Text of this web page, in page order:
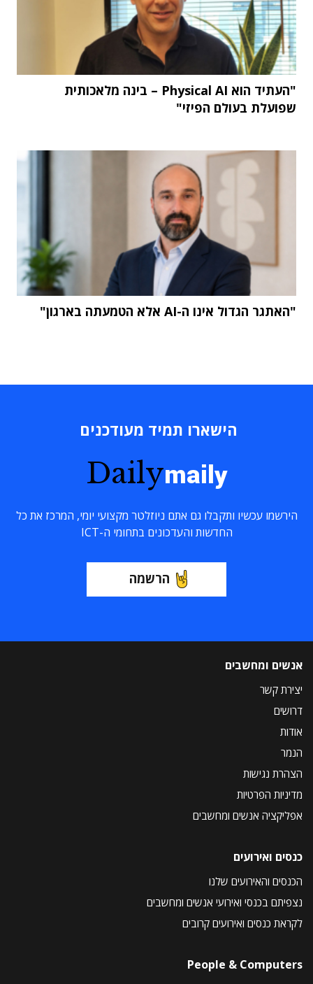
"העתיד הוא Physical AI – בינה מלאכותית
שפועלת בעולם הפיזי"
"האתגר הגדול אינו ה-AI אלא הטמעתה בארגון"
הישארו תמיד מעודכנים
Dailymaily
הירשמו עכשיו ותקבלו גם אתם ניוזלטר מקצועי יומי, המרכז את כל
החדשות והעדכונים בתחומי ה-ICT
הרשמה
אנשים ומחשבים
יצירת קשר
דרושים
אודות
הנמר
הצהרת נגישות
מדיניות הפרטיות
אפליקציה אנשים ומחשבים
כנסים ואירועים
הכנסים והאירועים שלנו
נצפיתם בכנסי ואירועי אנשים ומחשבים
לקראת כנסים ואירועים קרובים
People & Computers